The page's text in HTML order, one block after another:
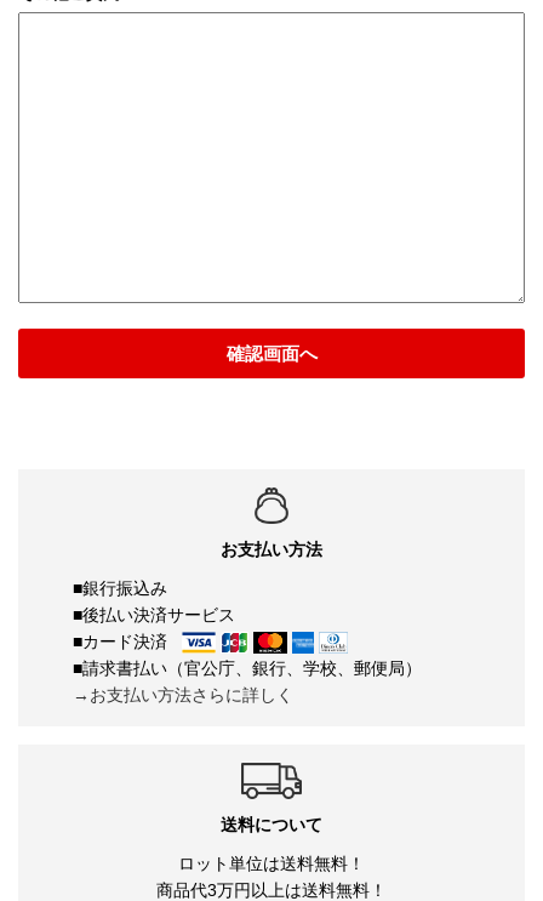
確認画面へ
お支払い方法
■銀行振込み
■後払い決済サービス
■カード決済
■請求書払い（官公庁、銀行、学校、郵便局）
→お支払い方法さらに詳しく
送料について
ロット単位は送料無料！
商品代3万円以上は送料無料！